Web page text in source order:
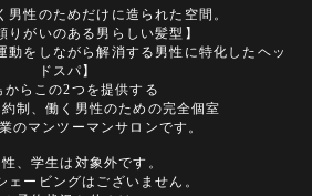
男性のためだけに造られた空間。
りがいのある男らしい髪型】
動をしながら解消する男性に特化したヘッ
ドスパ】
からこの2つを提供する
制、働く男性のための完全個室
のマンツーマンサロンです。
性、学生は対象外です。
ェービングはございません。